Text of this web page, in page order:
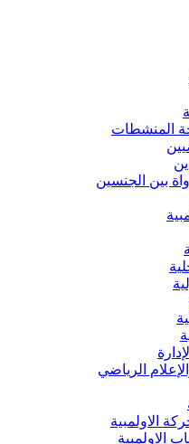
المنشطات
بين الجنسين
الرياضي
الاولمبية
الاولمبية